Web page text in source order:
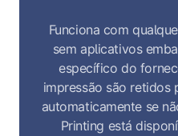
Funciona com
sem aplicativos
específico do
impressão são retidos
automaticamente se
Printing está